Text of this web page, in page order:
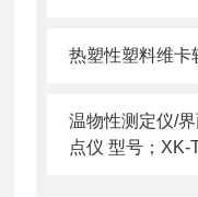
热塑性塑料维
温物性测定仪/
点仪 型号；XK-